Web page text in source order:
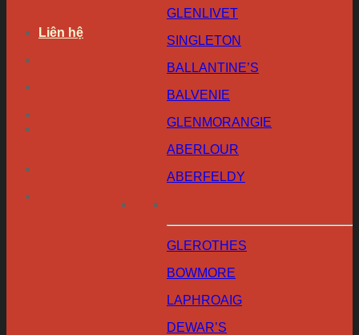
Liên hệ
GLENLIVET
SINGLETON
BALLANTINE’S
BALVENIE
GLENMORANGIE
ABERLOUR
ABERFELDY
GLEROTHES
BOWMORE
LAPHROAIG
DEWAR’S